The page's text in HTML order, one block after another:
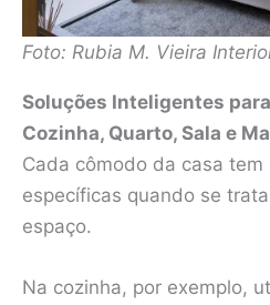
Foto: Rubia M. Vieira
Soluções Inteligentes
Cozinha, Quarto, Sala e
Cada cômodo da casa
específicas quando se
espaço.
Na cozinha, por exemplo,